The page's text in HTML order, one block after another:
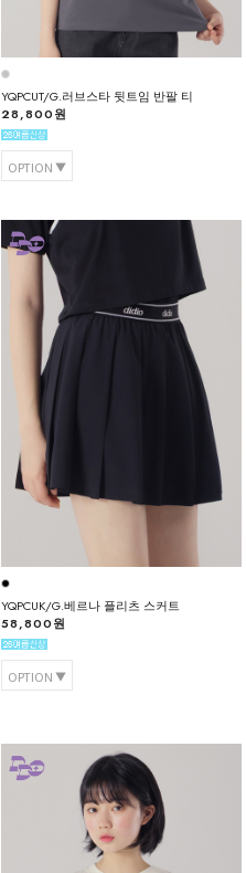
YQPCUT/G.러브스타 뒷트임 반팔 티
28,800원
OPTION
YQPCUK/G.베르나 플리츠 스커트
58,800원
OPTION